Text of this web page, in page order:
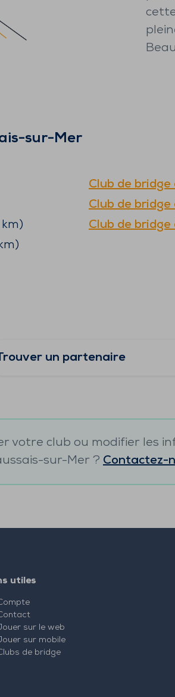
sur-Mer
Club de bridge
Club de bridge
km) Club de bridge
un partenaire
votre club ou modifier les
sur-Mer ? Contactez-
utiles
sur le web
sur mobile
de bridge